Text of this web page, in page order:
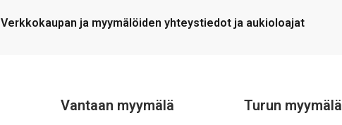
Verkkokaupan ja myymälöiden yhteystiedot ja aukioloajat
Vantaan myymälä Turun myymälä